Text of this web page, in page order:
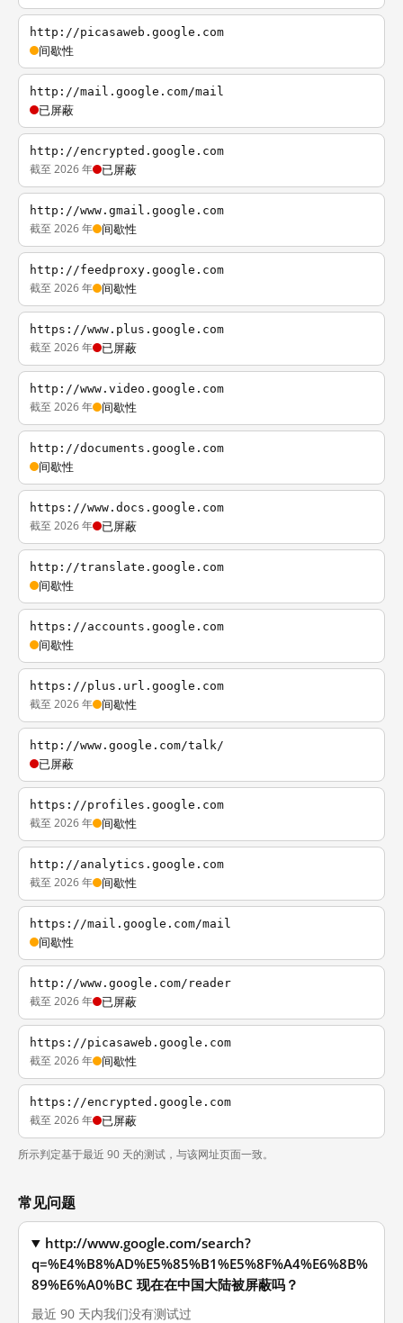
http://picasaweb.google.com
间歇性
http://mail.google.com/mail
已屏蔽
http://encrypted.google.com
截至 2026 年 已屏蔽
http://www.gmail.google.com
截至 2026 年 间歇性
http://feedproxy.google.com
截至 2026 年 间歇性
https://www.plus.google.com
截至 2026 年 已屏蔽
http://www.video.google.com
截至 2026 年 间歇性
http://documents.google.com
间歇性
https://www.docs.google.com
截至 2026 年 已屏蔽
http://translate.google.com
间歇性
https://accounts.google.com
间歇性
https://plus.url.google.com
截至 2026 年 间歇性
http://www.google.com/talk/
已屏蔽
https://profiles.google.com
截至 2026 年 间歇性
http://analytics.google.com
截至 2026 年 间歇性
https://mail.google.com/mail
间歇性
http://www.google.com/reader
截至 2026 年 已屏蔽
https://picasaweb.google.com
截至 2026 年 间歇性
https://encrypted.google.com
截至 2026 年 已屏蔽
所示判定基于最近 90 天的测试，与该网址页面一致。
常见问题
http://www.google.com/search?
q=%E4%B8%AD%E5%85%B1%E5%8F%A4%E6%8B%
89%E6%A0%BC 现在在中国大陆被屏蔽吗？
最近 90 天内我们没有测试过